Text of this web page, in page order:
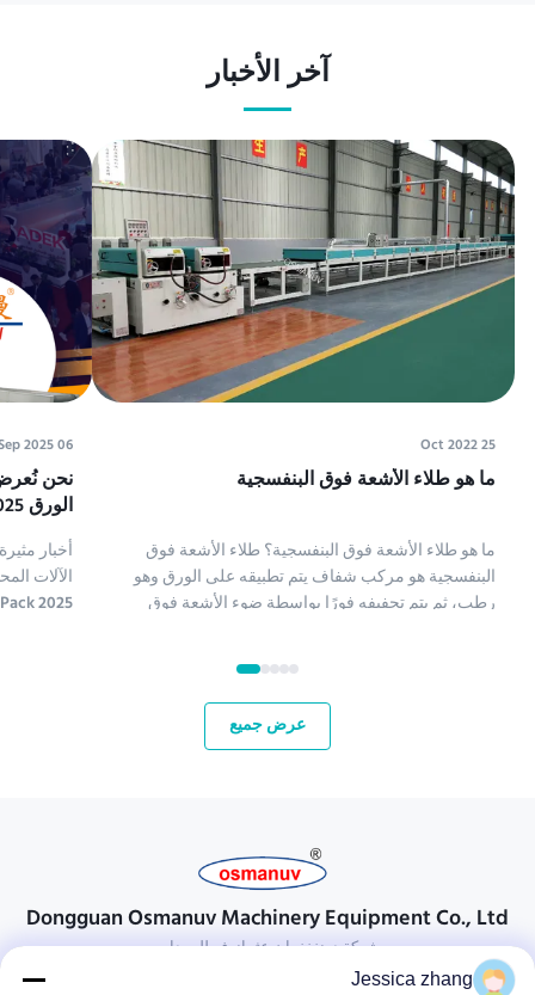
آخر الأخبار
25 Oct 2022
ما هو طلاء الأشعة فوق البنفسجية
ما هو طلاء الأشعة فوق البنفسجية؟ طلاء الأشعة فوق
البنفسجية هو مركب شفاف يتم تطبيقه على الورق وهو
رطب، ثم يتم تجفيفه فورًا بواسطة ضوء الأشعة فوق
الأشعة فوق البنفسجية). تُستخدم عدة أنواع من المركبات
لطلاء الورق؛ تشمل كيماويات طلاء الأشعة فوق البنفسج...
06 Sep 2025
نحن
الورق ME، Tissue ME&Print Pack 2 2025
أخبار
الآلات
عرض جميع
Dongguan Osmanuv Machinery Equipment Co., Ltd
شركة دونغغغوان عثمانوف للمعدات
Jessica zhang